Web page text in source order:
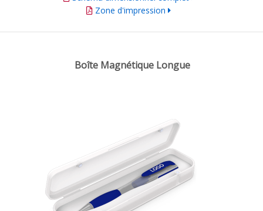
Zone d'impression
Boîte Magnétique Longue